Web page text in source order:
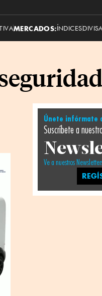
MERCADOS:ÍNDICES
Únete infórmate
Suscríbete a
Ve a nuestros